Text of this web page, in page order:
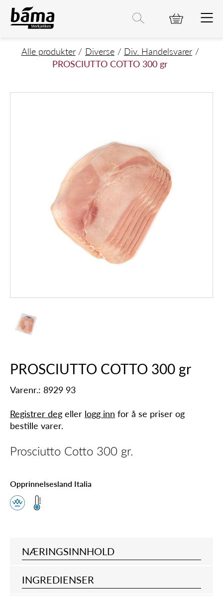
PROSCIUTTO COTTO 300 gr
Hovedinnhold
Hovedmeny
Hovedmeny
Alle produkter Diverse
Div. Handelsvarer
PROSCIUTTO COTTO 300 gr
PROSCIUTTO COTTO 300 gr
Varenr.: 8929 93
Registrer deg eller logg inn for å se priser og
bestille varer.
Prosciutto Cotto 300 gr.
Opprinnelsesland Italia
NÆRINGSINNHOLD
INGREDIENSER